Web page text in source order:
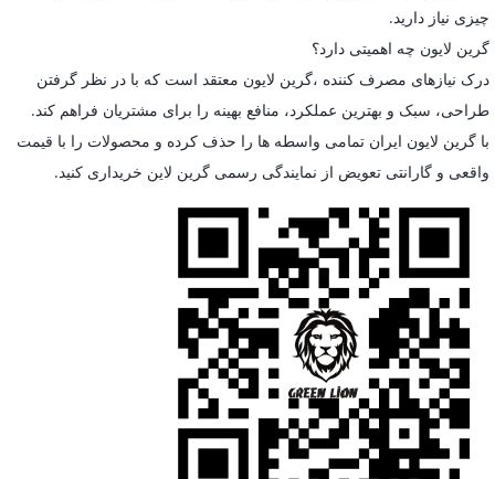
چیزی نیاز دارید.
گرین لایون چه اهمیتی دارد؟
درک نیازهای مصرف کننده ،گرین لایون معتقد است که با در نظر گرفتن
طراحی، سبک و بهترین عملکرد، منافع بهینه را برای مشتریان فراهم کند.
با گرین لایون ایران تمامی واسطه ها را حذف کرده و محصولات را با قیمت
واقعی و گارانتی تعویض از نمایندگی رسمی گرین لاین خریداری کنید.